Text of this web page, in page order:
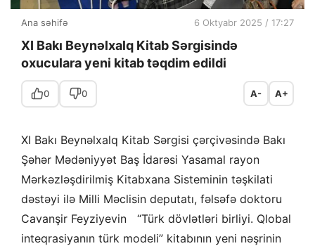
Ana səhifə 6 Oktyabr 2025 / 17:27
XI Bakı Beynəlxalq Kitab Sərgisində
oxuculara yeni kitab təqdim edildi
0 0 A- A+
XI Bakı Beynəlxalq Kitab Sərgisi çərçivəsində Bakı
Şəhər Mədəniyyət Baş İdarəsi Yasamal rayon
Mərkəzləşdirilmiş Kitabxana Sisteminin təşkilati
dəstəyi ilə Milli Məclisin deputatı, fəlsəfə doktoru
Cavanşir Feyziyevin “Türk dövlətləri birliyi. Qlobal
inteqrasiyanın türk modeli” kitabının yeni nəşrinin